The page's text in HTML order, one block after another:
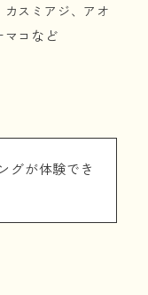
スミアジ、アオ
コ など
グが体験でき